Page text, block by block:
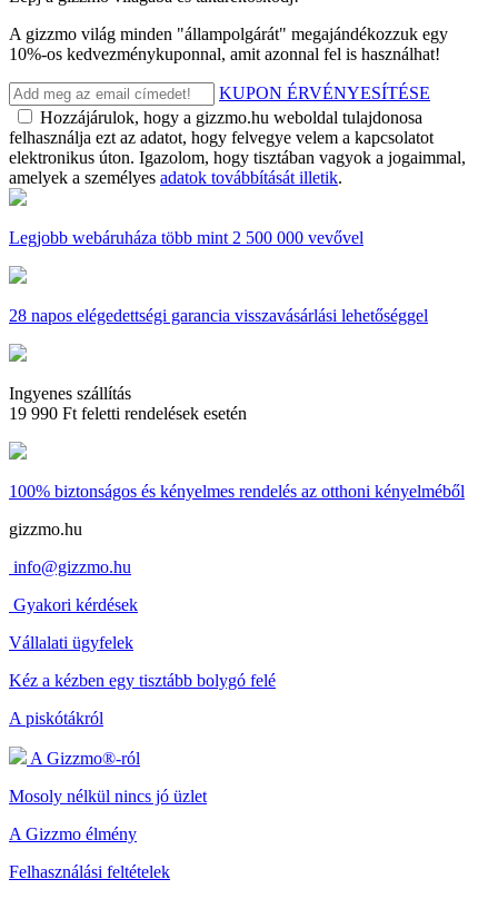
A gizzmo világ minden "állampolgárát" megajándékozzuk egy
10%-os kedvezménykuponnal, amit azonnal fel is használhat!
KUPON ÉRVÉNYESÍTÉSE
Hozzájárulok, hogy a gizzmo.hu weboldal tulajdonosa
felhasználja ezt az adatot, hogy felvegye velem a kapcsolatot
elektronikus úton. Igazolom, hogy tisztában vagyok a jogaimmal,
amelyek a személyes adatok továbbítását illetik.
Legjobb webáruháza több mint 2 500 000 vevővel
28 napos elégedettségi garancia visszavásárlási lehetőséggel
Ingyenes szállítás
19 990 Ft feletti rendelések esetén
100% biztonságos és kényelmes rendelés az otthoni kényelméből
gizzmo.hu
info@gizzmo.hu
Gyakori kérdések
Vállalati ügyfelek
Kéz a kézben egy tisztább bolygó felé
A piskótákról
A Gizzmo®-ról
Mosoly nélkül nincs jó üzlet
A Gizzmo élmény
Felhasználási feltételek